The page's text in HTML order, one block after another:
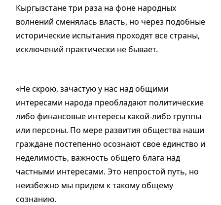
Кыргызстане три раза на фоне народных
волнений сменялась власть, но через подобные
исторические испытания проходят все страны,
исключений практически не бывает.
«Не скрою, зачастую у нас над общими
интересами народа преобладают политические
либо финансовые интересы какой-либо группы
или персоны. По мере развития общества наши
граждане постепенно осознают свое единство и
неделимость, важность общего блага над
частными интересами. Это непростой путь, но
неизбежно мы придем к такому общему
сознанию.